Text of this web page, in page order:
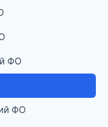
ФО
ФО